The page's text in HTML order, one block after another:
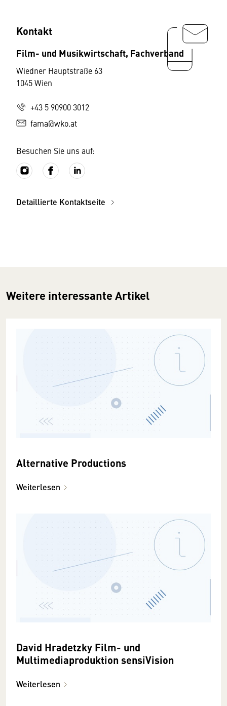
Kontakt
Film- und Musikwirtschaft, Fachverband
Wiedner Hauptstraße 63
1045 Wien
+43 5 90900 3012
fama@wko.at
Besuchen Sie uns auf:
Detaillierte Kontaktseite
Weitere interessante Artikel
Alternative Productions
Weiterlesen
David Hradetzky Film- und
Multimediaproduktion sensiVision
Weiterlesen